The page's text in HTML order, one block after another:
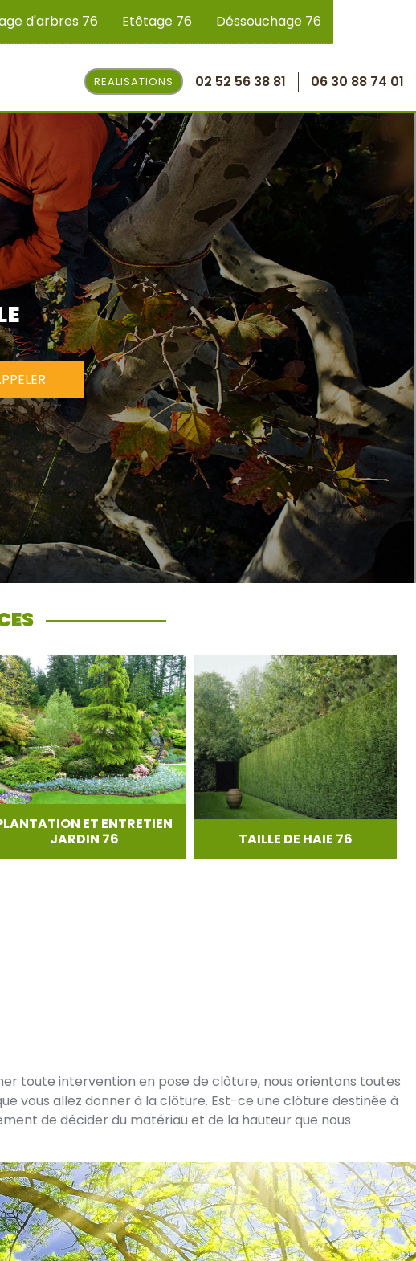
d'arbres 76 Etêtage 76 Déssouchage 76
REALISATIONS 02 52 56 38 81 06 30 88 74 01
ET ENTRETIEN
JARDIN 76
TAILLE DE HAIE 76
toute intervention en pose de clôture, nous orientons toutes
vous allez donner à la clôture. Est-ce une clôture destinée à
de décider du matériau et de la hauteur que nous